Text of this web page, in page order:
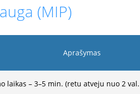
(MIP)
Aprašymas
laikas – 3–5 min. (retu atveju nuo 2